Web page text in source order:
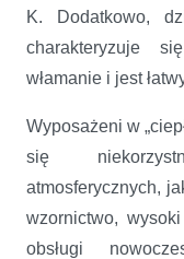
K. Dodatkowo,
charakteryzuje
włamanie i jest
Wyposażeni w
się
atmosferycznych,
wzornictwo,
obsługi